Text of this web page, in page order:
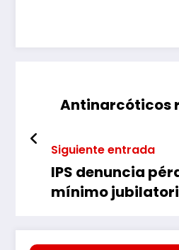
Antinarcóticos
Siguiente entrada
IPS denuncia
mínimo